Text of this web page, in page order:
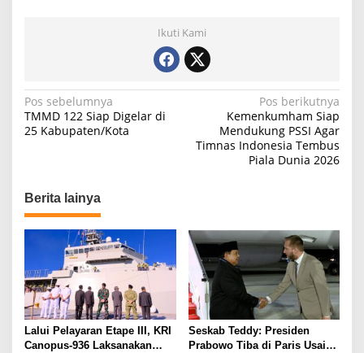
Ikuti Kami
N
a
g
a
s
i
p
o
s
Pos sebelumnya
TMMD 122 Siap Digelar di
25 Kabupaten/Kota
Pos berikutnya
Kemenkumham Siap
Mendukung PSSI Agar
Timnas Indonesia Tembus
Piala Dunia 2026
Berita lainya
Lalui Pelayaran Etape III, KRI
Canopus-936 Laksanakan
Seskab Teddy: Presiden
Prabowo Tiba di Paris Usai